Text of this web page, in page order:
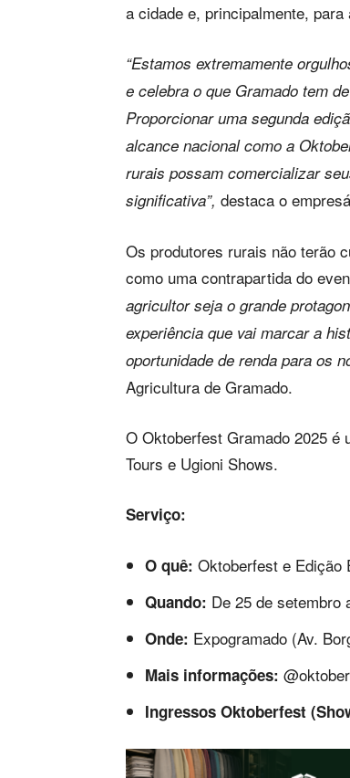
a cidade e, principalmente,
“Estamos extremamente
e celebra o que Gramado tem
Proporcionar uma segunda
alcance nacional como a
rurais possam comercializar
significativa”, destaca o
Os produtores rurais não terão
como uma contrapartida do
agricultor seja o grande
experiência que vai marcar a
oportunidade de renda para os
Agricultura de Gramado.
O Oktoberfest Gramado 2025 é
Tours e Ugioni Shows.
Serviço:
O quê: Oktoberfest e Edição
Quando: De 25 de setembro
Onde: Expogramado (Av.
Mais informações:
Ingressos Oktoberfest